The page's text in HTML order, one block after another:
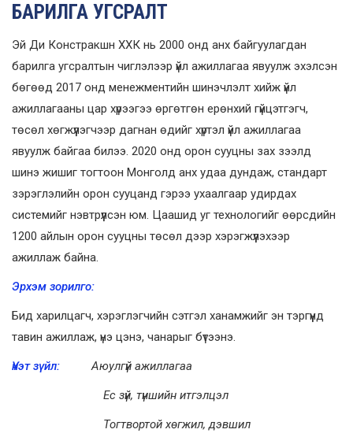
БАРИЛГА УГСРАЛТ
Эй Ди Констракшн ХХК нь 2000 онд анх байгуулагдан
барилга угсралтын чиглэлээр үйл ажиллагаа явуулж эхэлсэн
бөгөөд 2017 онд менежментийн шинэчлэлт хийж үйл
ажиллагааны цар хүрээгээ өргөтгөн ерөнхий гүйцэтгэгч,
төсөл хөгжүүлэгчээр дагнан өдийг хүртэл үйл ажиллагаа
явуулж байгаа билээ. 2020 онд орон сууцны зах зээлд
шинэ жишиг тогтоон Монголд анх удаа дундаж, стандарт
зэрэглэлийн орон сууцанд гэрээ ухаалгаар удирдах
системийг нэвтрүүлсэн юм. Цаашид уг технологийг өөрсдийн
1200 айлын орон сууцны төсөл дээр хэрэгжүүлэхээр
ажиллаж байна.
Эрхэм зорилго:
Бид харилцагч, хэрэглэгчийн сэтгэл ханамжийг эн тэргүүнд
тавин ажиллаж, үнэ цэнэ, чанарыг бүтээнэ.
Үнэт зүйл: Аюулгүй ажиллагаа
Ес зүй, түншийн итгэлцэл
Тогтвортой хөгжил, дэвшил